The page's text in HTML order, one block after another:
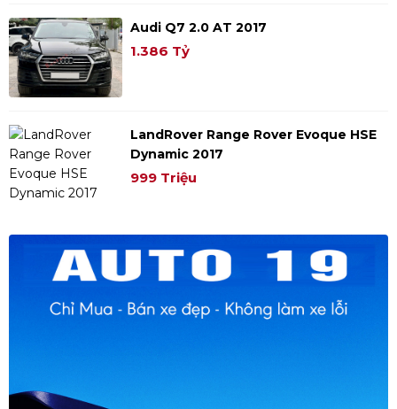
Audi Q7 2.0 AT 2017
1.386 Tỷ
LandRover Range Rover Evoque HSE
Dynamic 2017
999 Triệu